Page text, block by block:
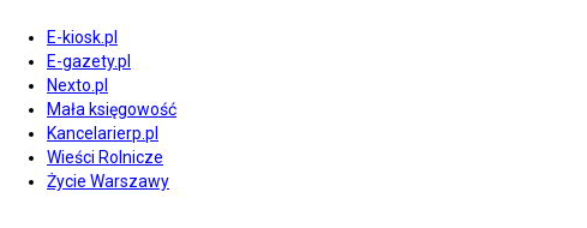
E-kiosk.pl
E-gazety.pl
Nexto.pl
Mała księgowość
Kancelarierp.pl
Wieści Rolnicze
Życie Warszawy